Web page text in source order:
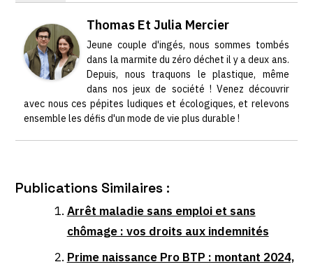
Thomas Et Julia Mercier
Jeune couple d'ingés, nous sommes tombés
dans la marmite du zéro déchet il y a deux ans.
Depuis, nous traquons le plastique, même
dans nos jeux de société ! Venez découvrir
avec nous ces pépites ludiques et écologiques, et relevons
ensemble les défis d'un mode de vie plus durable !
Publications Similaires :
Arrêt maladie sans emploi et sans
chômage : vos droits aux indemnités
Prime naissance Pro BTP : montant 2024,